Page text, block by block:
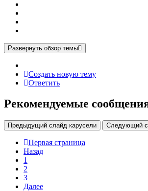
Развернуть обзор темы
Создать новую тему
Ответить
Рекомендуемые
Предыдущий слайд карусели Следующий
Первая страница
Назад
1
2
3
Далее